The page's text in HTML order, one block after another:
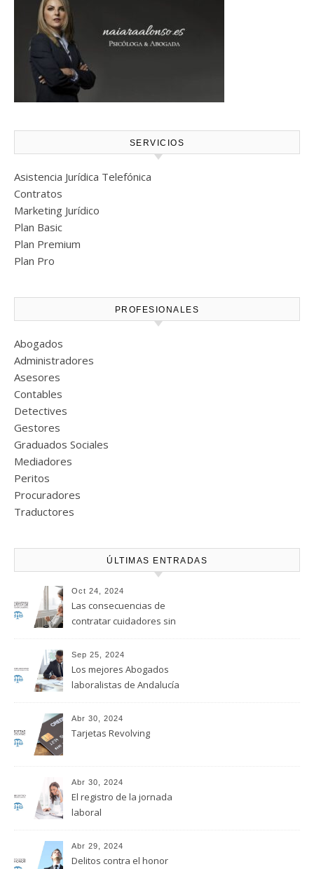
SERVICIOS
Asistencia Jurídica Telefónica
Contratos
Marketing Jurídico
Plan Basic
Plan Premium
Plan Pro
PROFESIONALES
Abogados
Administradores
Asesores
Contables
Detectives
Gestores
Graduados Sociales
Mediadores
Peritos
Procuradores
Traductores
ÚLTIMAS ENTRADAS
Oct 24, 2024
Las consecuencias de
contratar cuidadores sin
laboral
Sep 25, 2024
Los mejores Abogados
laboralistas de Andalucía
Abr 30, 2024
Tarjetas Revolving
Abr 30, 2024
El registro de la jornada
laboral
Abr 29, 2024
Delitos contra el honor